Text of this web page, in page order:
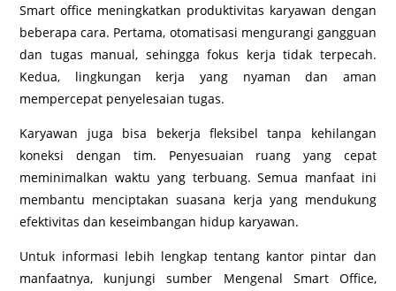
Smart office meningkatkan produktivitas karyawan dengan
beberapa cara. Pertama, otomatisasi mengurangi gangguan
dan tugas manual, sehingga fokus kerja tidak terpecah.
Kedua, lingkungan kerja yang nyaman dan aman
mempercepat penyelesaian tugas.
Karyawan juga bisa bekerja fleksibel tanpa kehilangan
koneksi dengan tim. Penyesuaian ruang yang cepat
meminimalkan waktu yang terbuang. Semua manfaat ini
membantu menciptakan suasana kerja yang mendukung
efektivitas dan keseimbangan hidup karyawan.
Untuk informasi lebih lengkap tentang kantor pintar dan
manfaatnya, kunjungi sumber Mengenal Smart Office,